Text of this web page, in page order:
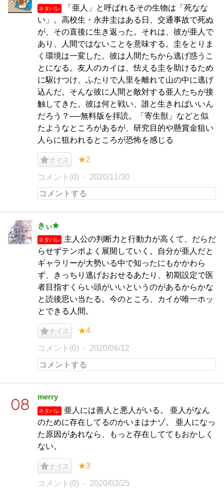
ネタバレ
「亜人」と呼ばれるその生物は「死なな
い」。高校生・永井圭はある日、交通事故で死ぬ
が、その直後に生き返った。それは、彼が亜人で
あり、人間ではないことを意味する。圭をとりま
く環境は一変した。彼は人間たちから逃げ惑うこ
とになる。友人のカイは、怯える圭を助けるため
に駆けつけ、ふたりで人里を離れて山の中に逃げ
込んだ。そんな彼に人間と敵対する亜人たちが接
触してきた。彼は何と戦い、誰と生きればいいん
だろう？──無料版を拝読。「寄生獣」などと似
たようなところがあるが、研究目的や懸賞金狙い
人らに狙われるところが恐怖を感じる
ナイス ★2
コメント(0) 2020/11/30
きぃ✬
ネタバレ
主人公の判断力と行動力が高くて、だらだ
らせずテンポよく展開していく。自分が亜人だと
ギャラリーが大勢いる中で知ったにもかかわら
ず、きっちり逃げおおせるあたり、初期設定で医
者目指すくらい頭がいいというのがあるからかな
と読後思い当たる。今のところ、カイが唯一ホッ
とできる人間。
ナイス ★4
コメント(0) 2020/06/12
merry
ネタバレ
亜人には善人と悪人がいる。 亜人がなん
のために存在してるのかいまはナゾ。 亜人になっ
た原因があれなら、もっと存在しててもおかしく
ない。
ナイス ★3
コメント(0) 2020/03/25